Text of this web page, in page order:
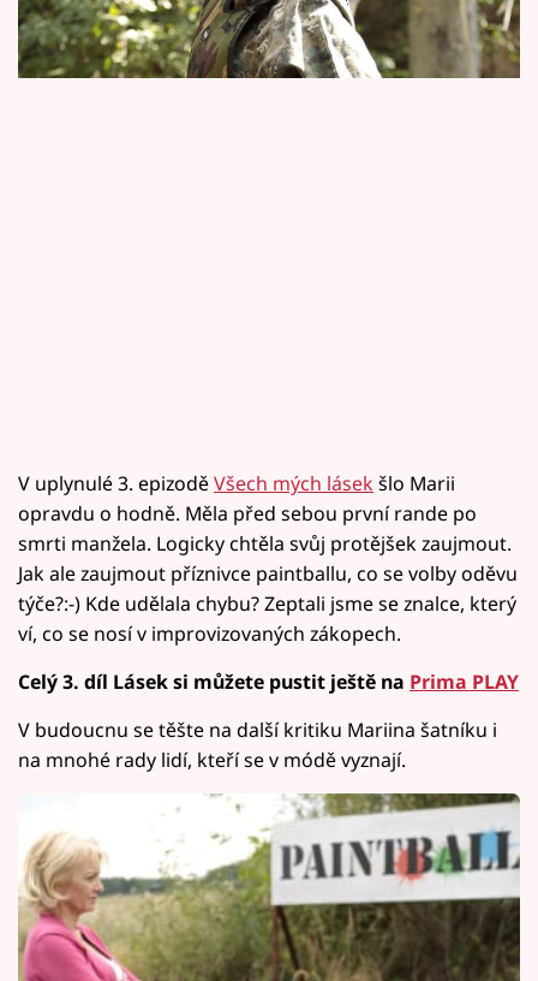
Sledujte prima+
budeme ptát odborníků na módu. A začneme
hned šatníkem ze 3. epizody. V čem do boje?
V uplynulé 3. epizoděVšech mých lásek šlo Marii
opravdu o hodně. Měla před sebou první rande po
smrti manžela. Logicky chtěla svůj protějšek zaujmout.
Jak ale zaujmout příznivce paintballu, co se volby oděvu
týče?:-) Kde udělala chybu? Zeptali jsme se znalce, který
ví, co se nosí v improvizovaných zákopech.
Celý 3. díl Lásek si můžete pustit ještě na Prima PLAY
V budoucnu se těšte na další kritiku Mariina šatníku i
na mnohé rady lidí, kteří se v módě vyznají.